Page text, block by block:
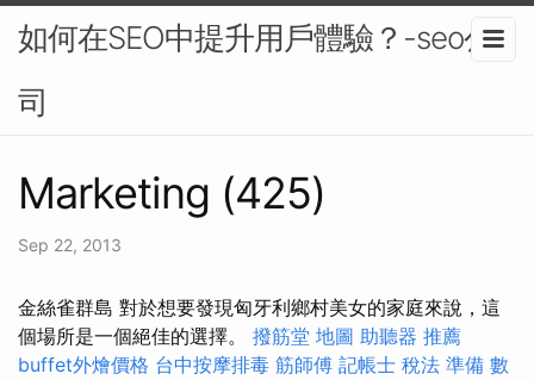
如何在SEO中提升用戶體驗？-seo公
司
Marketing (425)
Sep 22, 2013
金絲雀群島 對於想要發現匈牙利鄉村美女的家庭來說，這
個場所是一個絕佳的選擇。 撥筋堂 地圖 助聽器 推薦
buffet外燴價格 台中按摩排毒 筋師傅 記帳士 稅法 準備 數